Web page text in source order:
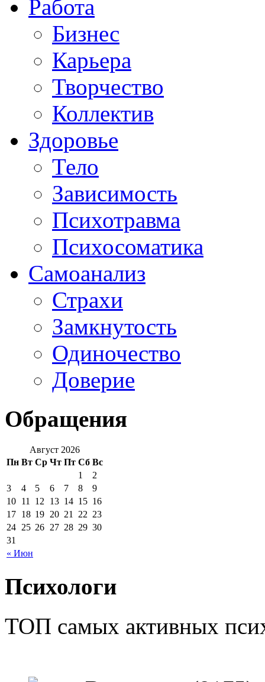
Работа
Бизнес
Карьера
Творчество
Коллектив
Здоровье
Тело
Зависимость
Психотравма
Психосоматика
Самоанализ
Страхи
Замкнутость
Одиночество
Доверие
Обращения
Август 2026
Пн Вт Ср Чт Пт Сб Вс
« Июн
1
2
3
4 5 6 7 8
9
10 11 12 13 14 15 16
17 18 19 20 21 22 23
24 25 26 27 28 29 30
31
Психологи
ТОП самых активных